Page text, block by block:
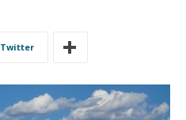
Twitter